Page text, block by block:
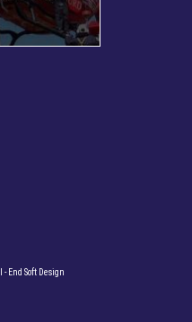
- End Soft Design